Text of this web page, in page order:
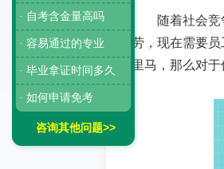
随着社会
劳，现在需要
里马，那么对
· 自考含金量高吗
· 容易通过的专业
· 毕业拿证时间多久
· 如何申请免考
咨询其他问题>>